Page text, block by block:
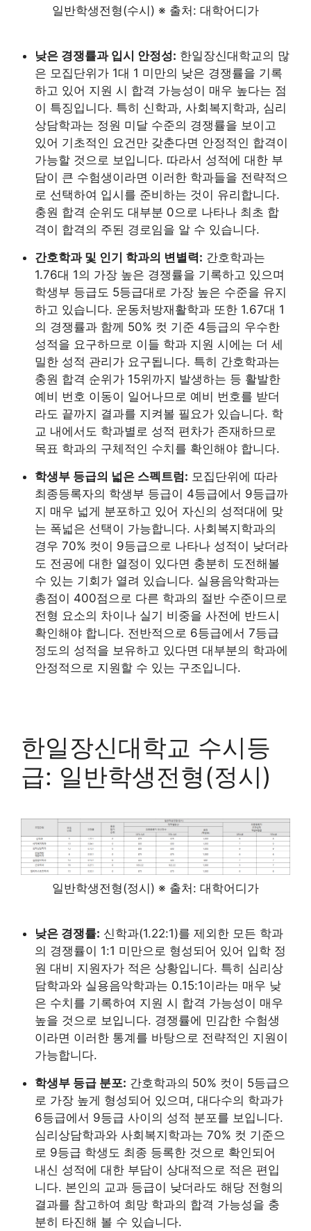
일반학생전형(수시) ※ 출처: 대학어디가
낮은 경쟁률과 입시 안정성: 한일장신대학교의 많
은 모집단위가 1대 1 미만의 낮은 경쟁률을 기록
하고 있어 지원 시 합격 가능성이 매우 높다는 점
이 특징입니다. 특히 신학과, 사회복지학과, 심리
상담학과는 정원 미달 수준의 경쟁률을 보이고
있어 기초적인 요건만 갖춘다면 안정적인 합격이
가능할 것으로 보입니다. 따라서 성적에 대한 부
담이 큰 수험생이라면 이러한 학과들을 전략적으
로 선택하여 입시를 준비하는 것이 유리합니다.
충원 합격 순위도 대부분 0으로 나타나 최초 합
격이 합격의 주된 경로임을 알 수 있습니다.
간호학과 및 인기 학과의 변별력: 간호학과는
1.76대 1의 가장 높은 경쟁률을 기록하고 있으며
학생부 등급도 5등급대로 가장 높은 수준을 유지
하고 있습니다. 운동처방재활학과 또한 1.67대 1
의 경쟁률과 함께 50% 컷 기준 4등급의 우수한
성적을 요구하므로 이들 학과 지원 시에는 더 세
밀한 성적 관리가 요구됩니다. 특히 간호학과는
충원 합격 순위가 15위까지 발생하는 등 활발한
예비 번호 이동이 일어나므로 예비 번호를 받더
라도 끝까지 결과를 지켜볼 필요가 있습니다. 학
교 내에서도 학과별로 성적 편차가 존재하므로
목표 학과의 구체적인 수치를 확인해야 합니다.
학생부 등급의 넓은 스펙트럼: 모집단위에 따라
최종등록자의 학생부 등급이 4등급에서 9등급까
지 매우 넓게 분포하고 있어 자신의 성적대에 맞
는 폭넓은 선택이 가능합니다. 사회복지학과의
경우 70% 컷이 9등급으로 나타나 성적이 낮더라
도 전공에 대한 열정이 있다면 충분히 도전해볼
수 있는 기회가 열려 있습니다. 실용음악학과는
총점이 400점으로 다른 학과의 절반 수준이므로
전형 요소의 차이나 실기 비중을 사전에 반드시
확인해야 합니다. 전반적으로 6등급에서 7등급
정도의 성적을 보유하고 있다면 대부분의 학과에
안정적으로 지원할 수 있는 구조입니다.
한일장신대학교 수시등
급: 일반학생전형(정시)
일반학생전형(정시) ※ 출처: 대학어디가
낮은 경쟁률: 신학과(1.22:1)를 제외한 모든 학과
의 경쟁률이 1:1 미만으로 형성되어 있어 입학 정
원 대비 지원자가 적은 상황입니다. 특히 심리상
담학과와 실용음악학과는 0.15:1이라는 매우 낮
은 수치를 기록하여 지원 시 합격 가능성이 매우
높을 것으로 보입니다. 경쟁률에 민감한 수험생
이라면 이러한 통계를 바탕으로 전략적인 지원이
가능합니다.
학생부 등급 분포: 간호학과의 50% 컷이 5등급으
로 가장 높게 형성되어 있으며, 대다수의 학과가
6등급에서 9등급 사이의 성적 분포를 보입니다.
심리상담학과와 사회복지학과는 70% 컷 기준으
로 9등급 학생도 최종 등록한 것으로 확인되어
내신 성적에 대한 부담이 상대적으로 적은 편입
니다. 본인의 교과 등급이 낮더라도 해당 전형의
결과를 참고하여 희망 학과의 합격 가능성을 충
분히 타진해 볼 수 있습니다.